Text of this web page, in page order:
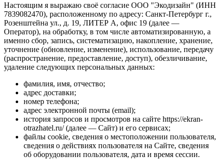
Настоящим я выражаю своё согласие ООО "Экодизайн" (ИНН
7839082470), расположенному по адресу: Санкт-Петербург г.,
Розенштейна ул., д. 19, ЛИТЕР А, офис 19 (далее —
Оператор), на обработку, в том числе автоматизированную, а
именно сбор, запись, систематизацию, накопление, хранение,
уточнение (обновление, изменение), использование, передачу
(распространение, предоставление, доступ), обезличивание,
удаление следующих персональных данных:
фамилия, имя, отчество;
адрес доставки;
номер телефона;
адрес электронной почты (email);
история запросов и просмотров на сайте https://ekran-
otrazhatel.ru/ (далее — Сайт) и его сервисах;
файлы cookie, сведения о местоположении пользователя,
сведения о действиях пользователя на Сайте, сведения
об оборудовании пользователя, дата и время сессии.